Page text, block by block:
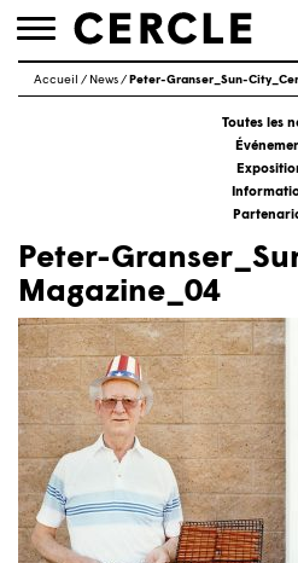
Toggle
Accueil / News/ Peter-Granser_Sun-
Toutes les
Peter-
Magazine_04